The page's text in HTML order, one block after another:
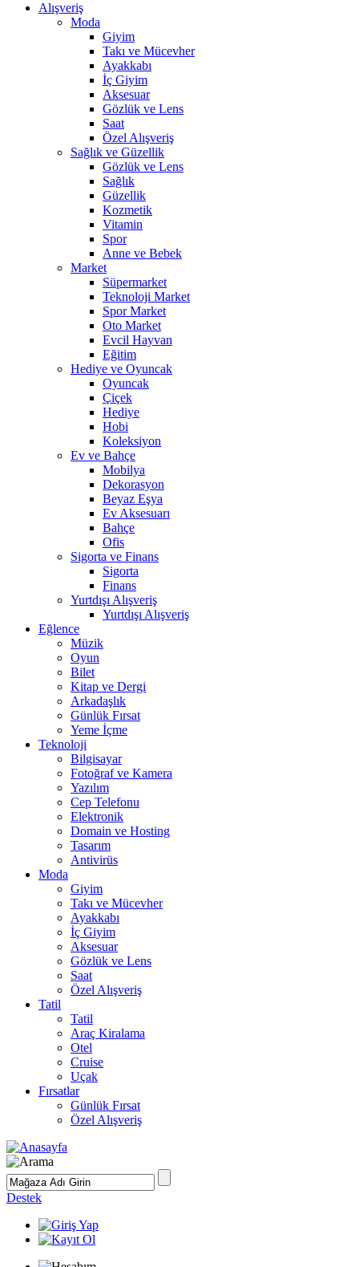
Alışveriş
Moda
Giyim
Takı ve Mücevher
Ayakkabı
İç Giyim
Aksesuar
Gözlük ve Lens
Saat
Özel Alışveriş
Sağlık ve Güzellik
Gözlük ve Lens
Sağlık
Güzellik
Kozmetik
Vitamin
Spor
Anne ve Bebek
Market
Süpermarket
Teknoloji Market
Spor Market
Oto Market
Evcil Hayvan
Eğitim
Hediye ve Oyuncak
Oyuncak
Çiçek
Hediye
Hobi
Koleksiyon
Ev ve Bahçe
Mobilya
Dekorasyon
Beyaz Eşya
Ev Aksesuarı
Bahçe
Ofis
Sigorta ve Finans
Sigorta
Finans
Yurtdışı Alışveriş
Yurtdışı Alışveriş
Eğlence
Müzik
Oyun
Bilet
Kitap ve Dergi
Arkadaşlık
Günlük Fırsat
Yeme İçme
Teknoloji
Bilgisayar
Fotoğraf ve Kamera
Yazılım
Cep Telefonu
Elektronik
Domain ve Hosting
Tasarım
Antivirüs
Moda
Giyim
Takı ve Mücevher
Ayakkabı
İç Giyim
Aksesuar
Gözlük ve Lens
Saat
Özel Alışveriş
Tatil
Tatil
Araç Kiralama
Otel
Cruise
Uçak
Fırsatlar
Günlük Fırsat
Özel Alışveriş
Destek